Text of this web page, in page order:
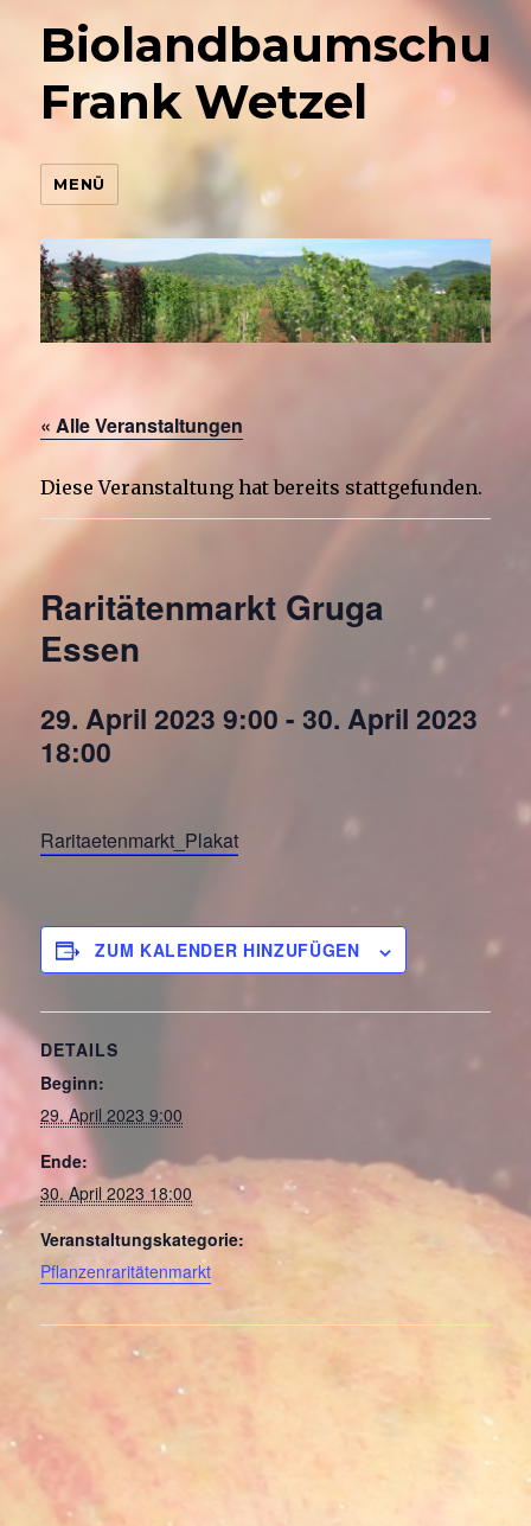
Frank Wetzel
MENÜ
« Alle Veranstaltungen
Diese Veranstaltung hat bereits stattgefunden.
Raritätenmarkt Gruga
Essen
29. April 2023 9:00 -30. April 2023
18:00
Raritaetenmarkt_Plakat
ZUM KALENDER HINZUFÜGEN
DETAILS
Beginn:
29. April 2023 9:00
Ende:
30. April 2023 18:00
Veranstaltungskategorie:
Pflanzenraritätenmarkt